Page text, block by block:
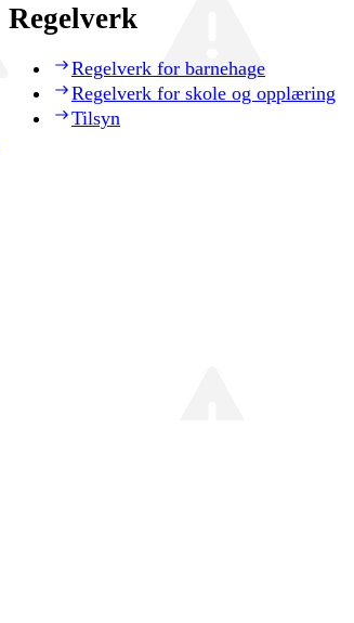
Regelverk
Regelverk for barnehage
Regelverk for skole og opplæring
Tilsyn